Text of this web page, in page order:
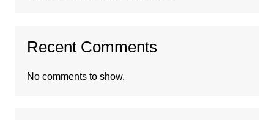
Recent Comments
No comments to show.